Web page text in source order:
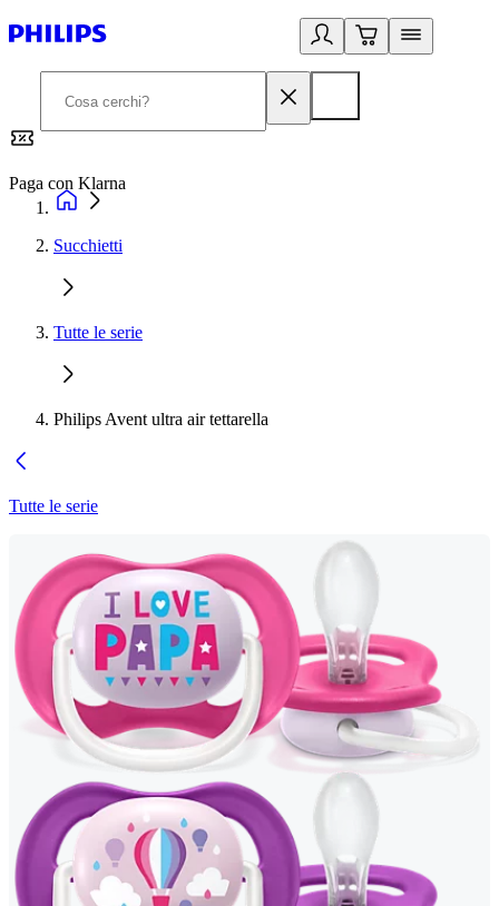
Paga con Klarna
Succhietti
Tutte le serie
Philips Avent ultra air tettarella
Tutte le serie